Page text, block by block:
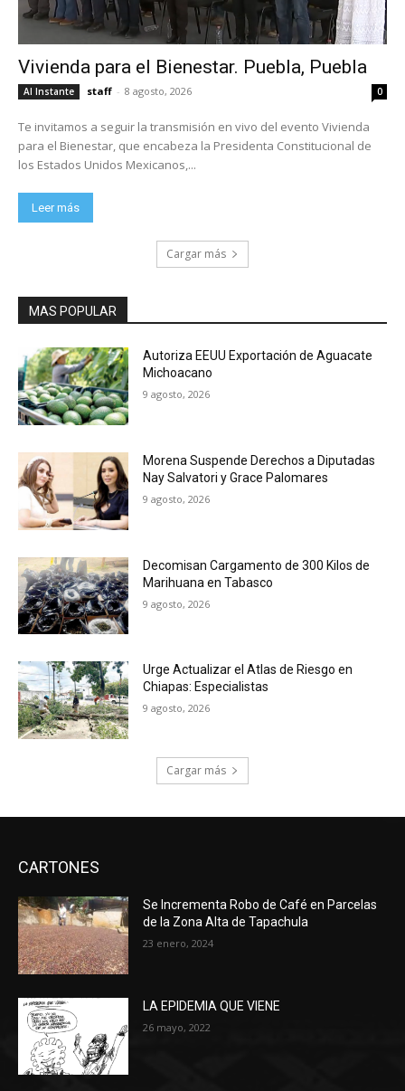
Vivienda para el Bienestar. Puebla, Puebla
Al Instante staff - 8 agosto, 2026 0
Te invitamos a seguir la transmisión en vivo del evento Vivienda
para el Bienestar, que encabeza la Presidenta Constitucional de
los Estados Unidos Mexicanos,...
Leer más
Cargar más
MAS POPULAR
Autoriza EEUU Exportación de Aguacate
Michoacano
9 agosto, 2026
Morena Suspende Derechos a Diputadas
Nay Salvatori y Grace Palomares
9 agosto, 2026
Decomisan Cargamento de 300 Kilos de
Marihuana en Tabasco
9 agosto, 2026
Urge Actualizar el Atlas de Riesgo en
Chiapas: Especialistas
9 agosto, 2026
Cargar más
CARTONES
Se Incrementa Robo de Café en Parcelas
de la Zona Alta de Tapachula
23 enero, 2024
LA EPIDEMIA QUE VIENE
26 mayo, 2022